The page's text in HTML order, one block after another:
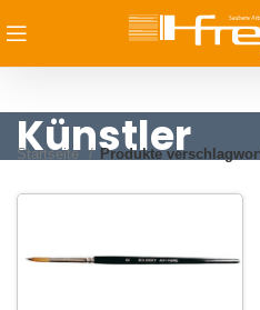
Künstler
Startseite Produkte